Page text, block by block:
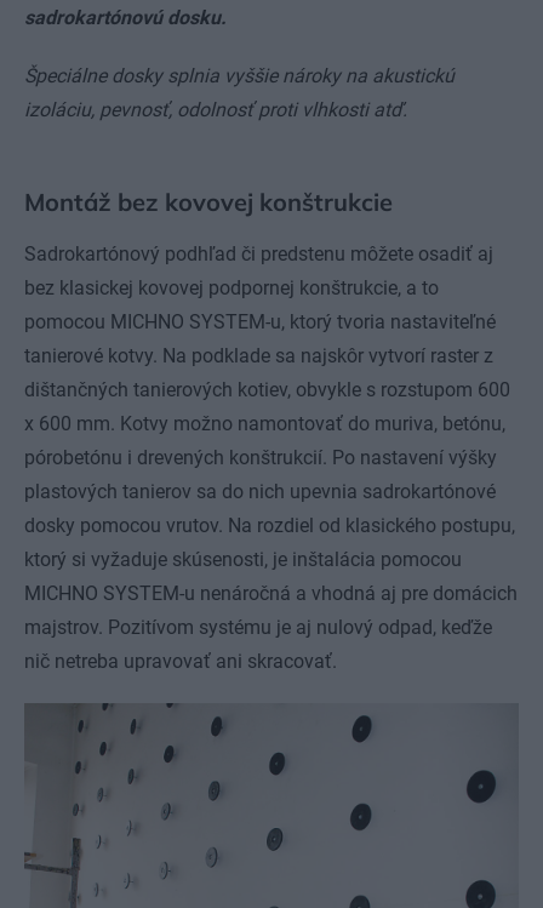
sadrokartónovú dosku.
Špeciálne dosky splnia vyššie nároky na akustickú
izoláciu, pevnosť, odolnosť proti vlhkosti atď.
Montáž bez kovovej konštrukcie
Sadrokartónový podhľad či predstenu môžete osadiť aj
bez klasickej kovovej podpornej konštrukcie, a to
pomocou MICHNO SYSTEM-u, ktorý tvoria nastaviteľné
tanierové kotvy. Na podklade sa najskôr vytvorí raster z
dištančných tanierových kotiev, obvykle s rozstupom 600
x 600 mm. Kotvy možno namontovať do muriva, betónu,
pórobetónu i drevených konštrukcií. Po nastavení výšky
plastových tanierov sa do nich upevnia sadrokartónové
dosky pomocou vrutov. Na rozdiel od klasického postupu,
ktorý si vyžaduje skúsenosti, je inštalácia pomocou
MICHNO SYSTEM-u nenáročná a vhodná aj pre domácich
majstrov. Pozitívom systému je aj nulový odpad, keďže
nič netreba upravovať ani skracovať.